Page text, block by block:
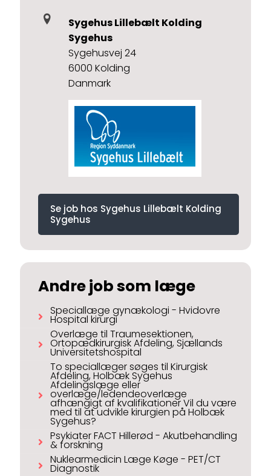
Sygehus Lillebælt Kolding
Sygehus
Sygehusvej 24
6000 Kolding
Danmark
Se job hos Sygehus Lillebælt Kolding
Sygehus
Andre job som læge
Speciallæge gynækologi - Hvidovre
Hospital kirurgi
Overlæge til Traumesektionen,
Ortopædkirurgisk Afdeling, Sjællands
Universitetshospital
To speciallæger søges til Kirurgisk
Afdeling, Holbæk Sygehus
Afdelingslæge eller
overlæge/ledendeoverlæge
afhængigt af kvalifikationer Vil du være
med til at udvikle kirurgien på Holbæk
Sygehus?
Psykiater FACT Hillerød - Akutbehandling
& forskning
Nuklearmedicin Læge Køge - PET/CT
Diagnostik